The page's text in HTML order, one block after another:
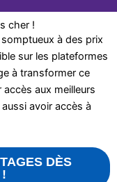
cher !
à des prix
sur les plateformes
à transformer ce
accès aux meilleurs
avoir accès à
DÈS